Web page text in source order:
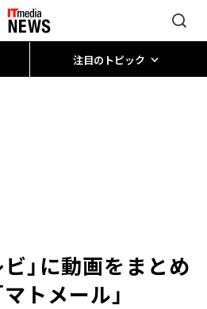
注目のトピック
」に動画をまとめ
トメール」